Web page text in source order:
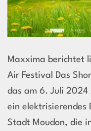
Maxxima berichtet
Air Festival Das
das am 6. Juli
ein elektrisierendes
Stadt Moudon, die